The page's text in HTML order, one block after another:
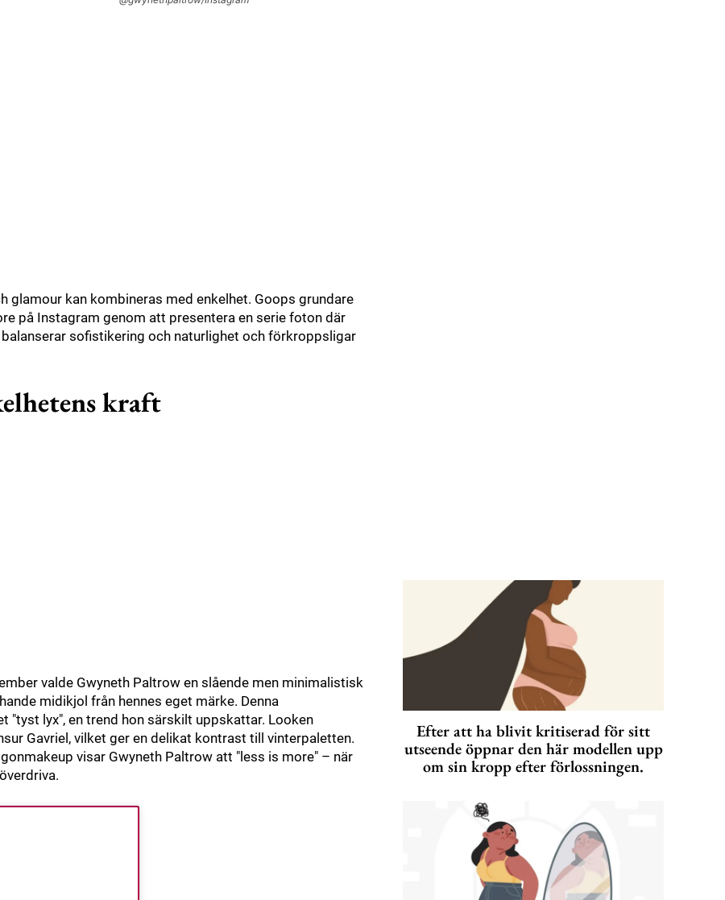
glamour kan kombineras med enkelhet. Goops grundare
på Instagram genom att presentera en serie foton där
sofistikering och naturlighet och förkroppsligar
kraft
valde Gwyneth Paltrow en slående men minimalistisk
midikjol från hennes eget märke. Denna
lyx", en trend hon särskilt uppskattar. Looken
Gavriel, vilket ger en delikat kontrast till vinterpaletten.
visar Gwyneth Paltrow att "less is more" – när
Efter att ha blivit kritiserad för sitt
utseende öppnar den här modellen upp
om sin kropp efter förlossningen.